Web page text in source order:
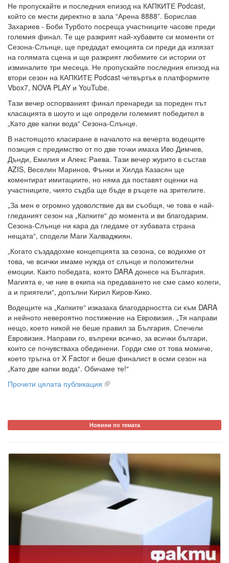
Не пропускайте и последния епизод на КАПКИТЕ Podcast,
който се мести директно в зала “Арена 8888”. Борислав
Захариев - Боби Турбото посреща участниците часове преди
големия финал. Те ще разкрият най-хубавите си моменти от
Сезона-Слънце, ще предадат емоцията си преди да излязат
на голямата сцена и ще разкрият любимите си истории от
изминалите три месеца. Не пропускайте последния епизод на
втори сезон на КАПКИТЕ Podcast четвъртък в платформите
Vbox7, NOVA PLAY и YouTube.
Тази вечер оспорваният финал пренареди за пореден път
класацията в шоуто и ще определи големият победител в
„Като две капки вода“ Сезона-Слънце.
В настоящото класиране в началото на вечерта водещите
позиция с предимство от по две точки имаха Иво Димчев,
Дънди, Емилия и Алекс Раева. Тази вечер журито в състав
AZIS, Веселин Маринов, Фънки и Хилда Казасян ще
коментират имитациите, но няма да поставят оценки на
участниците, чиято съдба ще бъде в ръцете на зрителите.
„За мен е огромно удоволствие да ви съобщя, че това е най-
гледаният сезон на „Капките“ до момента и ви благодарим.
Сезона-Слънце ни кара да гледаме от хубавата страна
нещата“, сподели Маги Халваджиян.
„Когато създадохме концепцията за сезона, се водихме от
това, че всички имаме нужда от слънце и положителни
емоции. Както победата, която DARA донесе на България.
Магията е, че ние в екипа на предаването не сме само колеги,
а и приятели“, допълни Кирил Киров-Кико.
Водещите на „Капките“ изказаха благодарността си към DARA
и нейното невероятно постижение на Евровизия. „Тя направи
нещо, което никой не беше правил за България. Спечели
Евровизия. Направи го, въпреки всичко, за всички българи,
които се почувстваха обединени. Горди сме от това момиче,
което тръгна от X Factor и беше финалист в осми сезон на
„Като две капки вода“. Обичаме те!“
Прочети цялата публикация
Новини по темата